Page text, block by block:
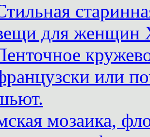
для женщин
или
мозаика,